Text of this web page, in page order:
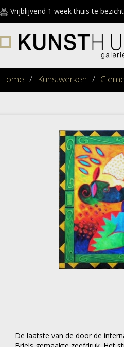
Vrijblijvend 1 week thuis te
Home / Kunstwerken /
De laatste van de door de